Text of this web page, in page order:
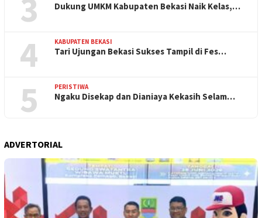
3 Dukung UMKM Kabupaten Bekasi Naik Kelas,…
4 KABUPATEN BEKASI
Tari Ujungan Bekasi Sukses Tampil di Fes…
5 PERISTIWA
Ngaku Disekap dan Dianiaya Kekasih Selam…
ADVERTORIAL